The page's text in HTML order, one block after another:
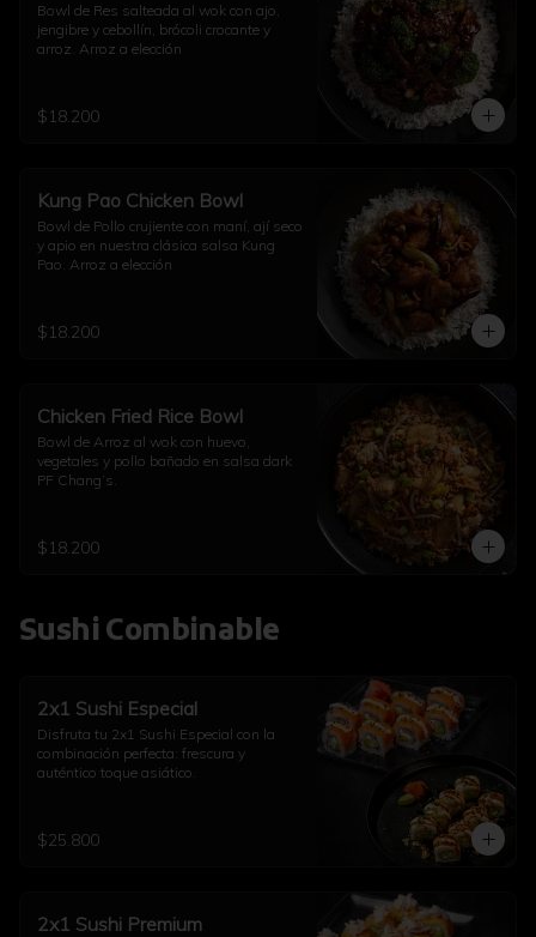
Bowl de Res salteada al wok con ajo,
jengibre y cebollín, brócoli crocante y
arroz. Arroz a elección
$18.200
Kung Pao Chicken Bowl
Bowl de Pollo crujiente con maní, ají seco
y apio en nuestra clásica salsa Kung
Pao. Arroz a elección
$18.200
Chicken Fried Rice Bowl
Bowl de Arroz al wok con huevo,
vegetales y pollo bañado en salsa dark
PF Chang’s.
$18.200
Sushi Combinable
2x1 Sushi Especial
Disfruta tu 2x1 Sushi Especial con la
combinación perfecta: frescura y
auténtico toque asiático.
$25.800
2x1 Sushi Premium